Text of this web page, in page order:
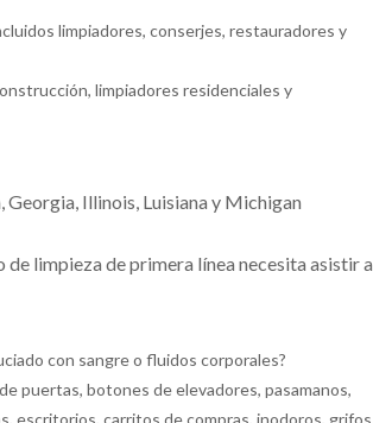
limpiadores, conserjes, restauradores y
limpiadores residenciales y
Illinois, Luisiana y Michigan
de limpieza de primera línea necesita asistir a
con sangre o fluidos corporales?
puertas, botones de elevadores, pasamanos,
escritorios, carritos de compras, inodoros, grifos